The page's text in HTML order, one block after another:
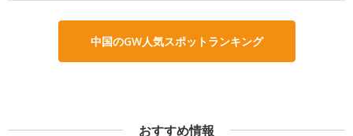
中国のGW人気スポットランキング
おすすめ情報